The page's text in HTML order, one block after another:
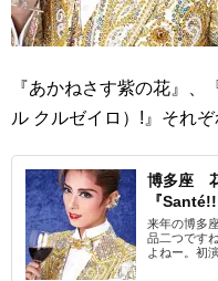
『あかねさす紫の花』
ル クルゼイロ）!』それ
博多座
『
来年の博多
品二つです
よねー。初